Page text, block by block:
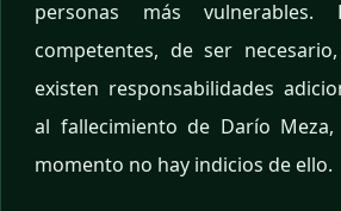
personas más vulnerables.
competentes, de ser
existen responsabilidades
al fallecimiento de Darío
momento no hay indicios de ello.